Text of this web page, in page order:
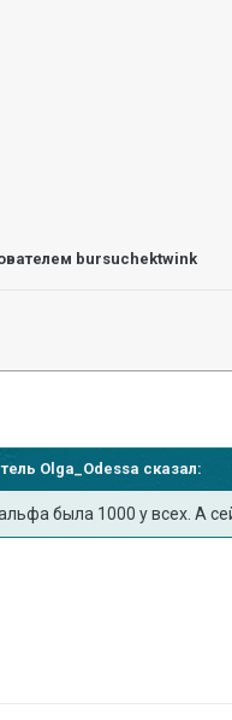
bursuchektwink
Olga_Odessa сказал:
была 1000 у всех. А